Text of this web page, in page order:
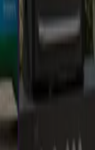
United States
Chile
South Africa
한국
România